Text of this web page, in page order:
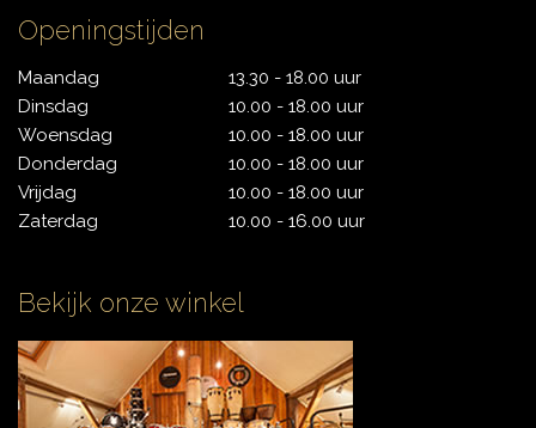
CONTACT
Openingstijden
Maandag
Dinsdag
Woensdag
Donderdag
Vrijdag
Zaterdag
13.30 - 18.00 uur
10.00 - 18.00 uur
10.00 - 18.00 uur
10.00 - 18.00 uur
10.00 - 18.00 uur
10.00 - 16.00 uur
Bekijk onze winkel